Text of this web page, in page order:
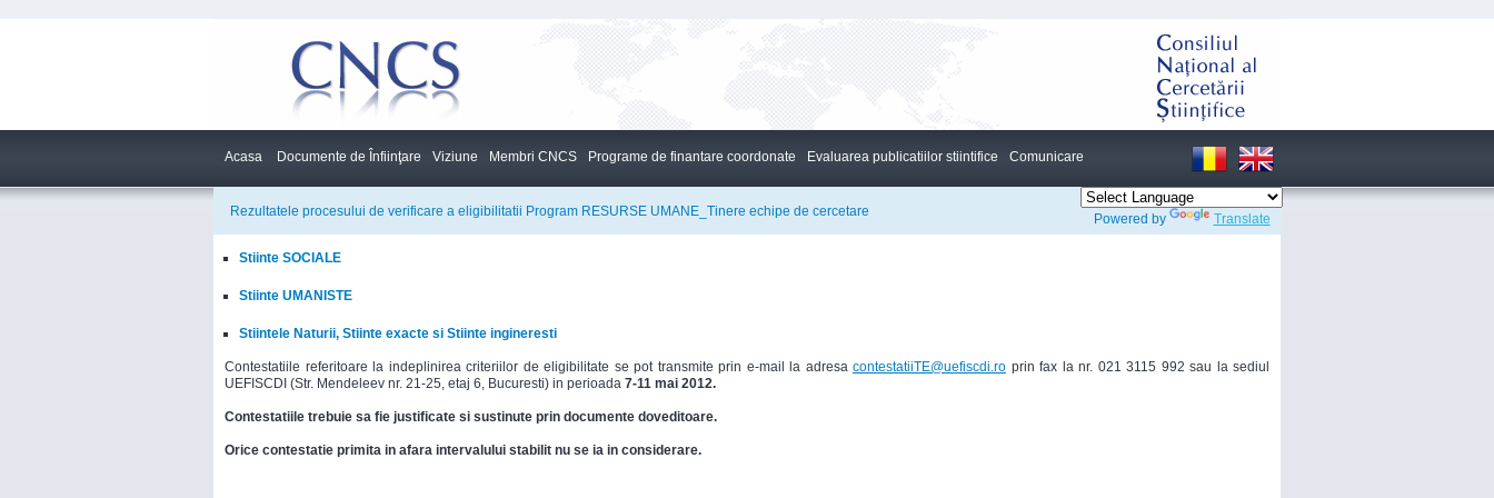
Acasa Documente de Înfiinţare Viziune Membri CNCS Programe de finantare coordonate Evaluarea publicatiilor stiintifice Comunicare
Rezultatele procesului de verificare a eligibilitatii Program RESURSE UMANE_Tinere echipe de cercetare Powered by Translate
Stiinte SOCIALE
Stiinte UMANISTE
Stiintele Naturii, Stiinte exacte si Stiinte ingineresti
Contestatiile referitoare la indeplinirea criteriilor de eligibilitate se pot transmite prin e-mail la adresa contestatiiTE@uefiscdi.ro prin fax la nr. 021 3115 992 sau la sediul
UEFISCDI (Str. Mendeleev nr. 21-25, etaj 6, Bucuresti) in perioada 7-11 mai 2012.
Contestatiile trebuie sa fie justificate si sustinute prin documente doveditoare.
Orice contestatie primita in afara intervalului stabilit nu se ia in considerare.